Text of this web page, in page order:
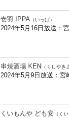
壱羽 IPPA （いっぱ）
2024年5月16日放送：
串焼酒場 KEN （くしやき
2024年5月9日放送：宮
くいもんや ども安 （く